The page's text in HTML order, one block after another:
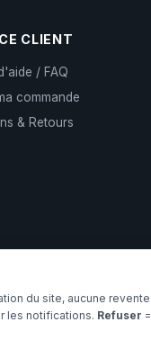
CLIENT
/ FAQ
commande
& Retours
du site, aucune
les notifications. Refuser